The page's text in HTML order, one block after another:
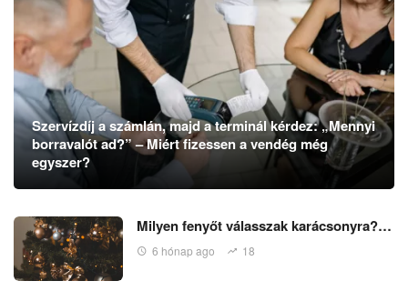
Szervízdíj a számlán, majd a terminál kérdez: „Mennyi
borravalót ad?” – Miért fizessen a vendég még
egyszer?
Milyen fenyőt válasszak karácsonyra?…
6 hónap ago 18